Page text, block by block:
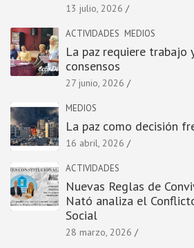
13 julio, 2026
ACTIVIDADES MEDIOS
La paz requiere trabajo
consensos
27 junio, 2026
MEDIOS
La paz como decisión
16 abril, 2026
ACTIVIDADES
Nuevas Reglas de
Nató analiza el
Social
28 marzo, 2026